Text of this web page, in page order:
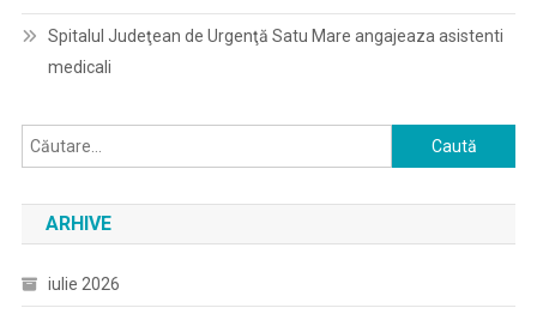
Spitalul Judeţean de Urgenţă Satu Mare angajeaza asistenti
medicali
Caută
după:
ARHIVE
iulie 2026